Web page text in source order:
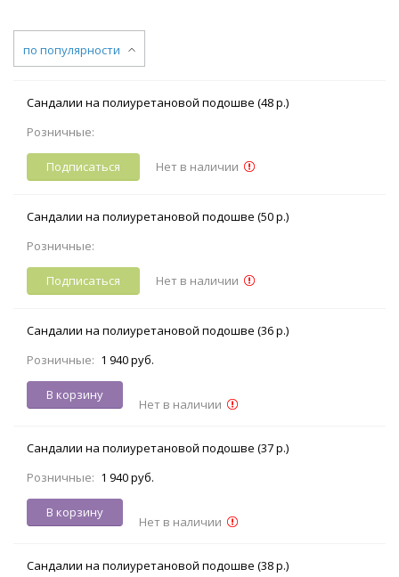
по популярности
Сандалии на полиуретановой подошве (48 р.)
Розничные:
Подписаться Нет в наличии
Сандалии на полиуретановой подошве (50 р.)
Розничные:
Подписаться Нет в наличии
Сандалии на полиуретановой подошве (36 р.)
Розничные: 1 940 руб.
В корзину
Нет в наличии
Сандалии на полиуретановой подошве (37 р.)
Розничные: 1 940 руб.
В корзину
Нет в наличии
Сандалии на полиуретановой подошве (38 р.)